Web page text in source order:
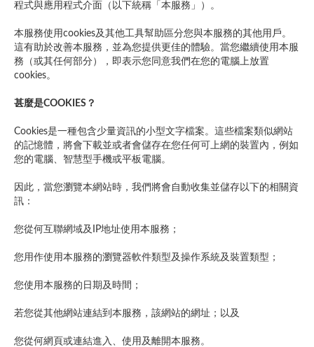
程式與應用程式介面（以下統稱「本服務」）。
本服務使用cookies及其他工具幫助區分您與本服務的其他用戶。
這有助於改善本服務，並為您提供更佳的體驗。當您繼續使用本服
務（或其任何部分），即表示您同意我們在您的電腦上放置
cookies。
甚麼是COOKIES？
Cookies是一種包含少量資訊的小型文字檔案。這些檔案類似網站
的記憶體，將會下載並或者會儲存在您任何可上網的裝置內，例如
您的電腦、智慧型手機或平板電腦。
因此，當您瀏覽本網站時，我們將會自動收集並儲存以下的相關資
訊：
您從何互聯網域及IP地址使用本服務；
您用作使用本服務的瀏覽器軟件類型及操作系統及裝置類型；
您使用本服務的日期及時間；
若您從其他網站連結到本服務，該網站的網址；以及
您從何網頁或連結進入、使用及離開本服務。